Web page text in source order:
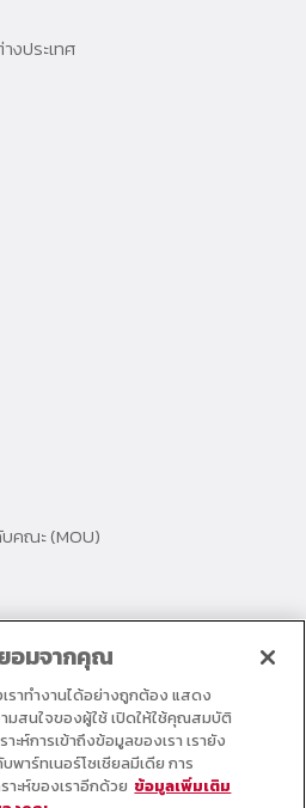
งประเทศ
คณะ (MOU)
ฒนาการศึกษา
อมจากคุณ
ราทำงานได้อย่างถูกต้อง แสดง
มสนใจของผู้ใช้ เปิดให้ใช้คุณสมบัติ
าะห์การเข้าถึงข้อมูลของเรา เรายัง
าร์ทเนอร์โซเชียลมีเดีย การ
าะห์ของเราอีกด้วย ข้อมูลเพิ่มเติม